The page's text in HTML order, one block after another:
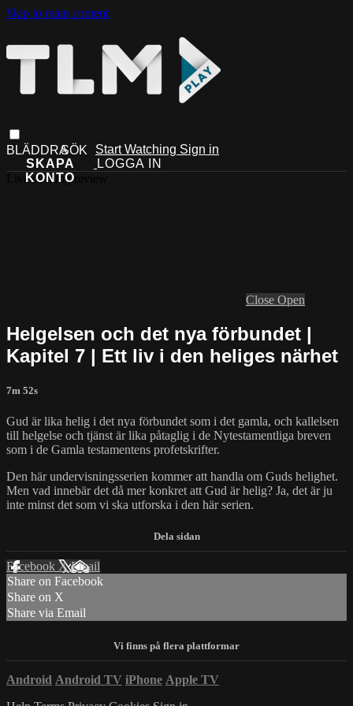
Skip to main content
Start Watching Sign in
Live stream preview
Close Open
Helgelsen och det nya förbundet |
Kapitel 7 | Ett liv i den heliges närhet
7m 52s
Gud är lika helig i det nya förbundet som i det gamla, och kallelsen
till helgelse och tjänst är lika påtaglig i de Nytestamentliga breven
som i de Gamla testamentens profetskrifter.
Den här undervisningsserien kommer att handla om Guds helighet.
Men vad innebär det då mer konkret att Gud är helig? Ja, det är ju
inte minst det som vi ska utforska i den här serien.
Facebook XEmail
Share on Facebook
Share on X
Share via Email
Android Android TV iPhone Apple TV